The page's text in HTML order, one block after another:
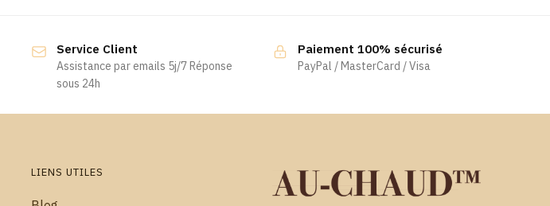
plusieurs
variations.
options
Service Client
Assistance par emails 5j/7 Réponse
sous 24h
Paiement 100% sécurisé
PayPal / MasterCard / Visa
LIENS UTILES